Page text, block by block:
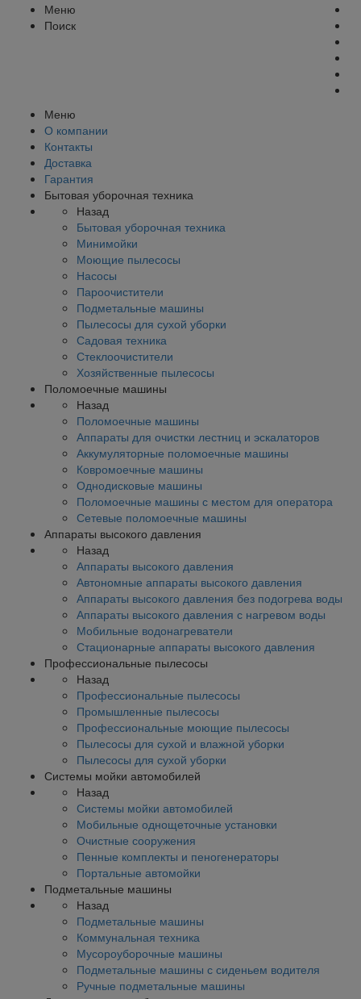
Меню
Поиск
Меню
О компании
Контакты
Доставка
Гарантия
Бытовая уборочная техника
Назад
Бытовая уборочная техника
Минимойки
Моющие пылесосы
Насосы
Пароочистители
Подметальные машины
Пылесосы для сухой уборки
Садовая техника
Стеклоочистители
Хозяйственные пылесосы
Поломоечные машины
Назад
Поломоечные машины
Аппараты для очистки лестниц и эскалаторов
Аккумуляторные поломоечные машины
Ковромоечные машины
Однодисковые машины
Поломоечные машины с местом для оператора
Сетевые поломоечные машины
Аппараты высокого давления
Назад
Аппараты высокого давления
Автономные аппараты высокого давления
Аппараты высокого давления без подогрева воды
Аппараты высокого давления с нагревом воды
Мобильные водонагреватели
Стационарные аппараты высокого давления
Профессиональные пылесосы
Назад
Профессиональные пылесосы
Промышленные пылесосы
Профессиональные моющие пылесосы
Пылесосы для сухой и влажной уборки
Пылесосы для сухой уборки
Системы мойки автомобилей
Назад
Системы мойки автомобилей
Мобильные однощеточные установки
Очистные сооружения
Пенные комплекты и пеногенераторы
Портальные автомойки
Подметальные машины
Назад
Подметальные машины
Коммунальная техника
Мусороуборочные машины
Подметальные машины с сиденьем водителя
Ручные подметальные машины